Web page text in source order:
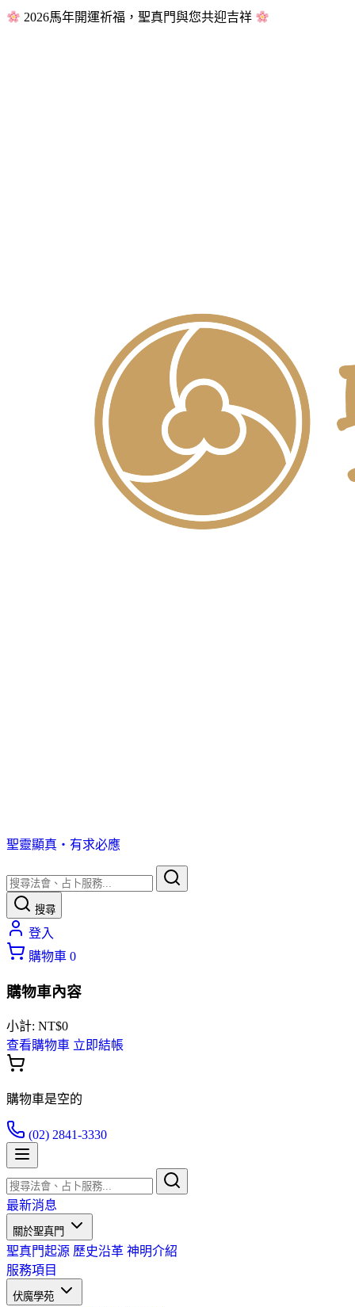
2026馬年開運祈福，聖真門與您共迎吉祥
聖靈顯真・有求必應
搜尋
登入
購物車 0
購物車內容
小計: NT$0
查看購物車 立即結帳
購物車是空的
(02) 2841-3330
最新消息
關於聖真門
聖真門起源 歷史沿革 神明介紹
服務項目
伏魔學苑